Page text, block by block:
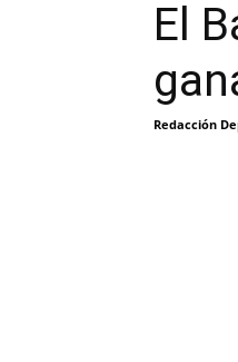
El
Redacción